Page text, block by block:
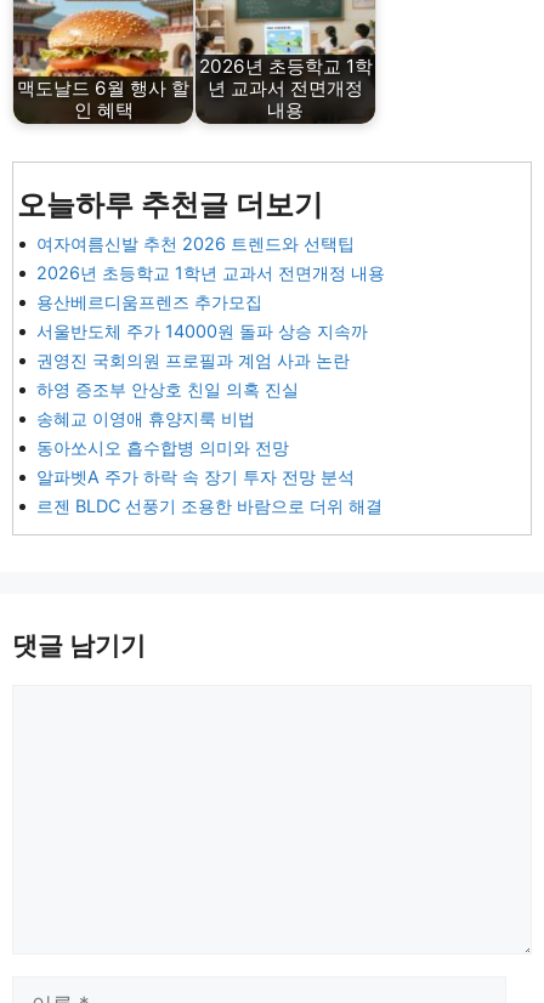
맥도날드 6월 행사 할
인 혜택
2026년 초등학교 1학
년 교과서 전면개정
내용
오늘하루 추천글 더보기
여자여름신발 추천 2026 트렌드와 선택팁
2026년 초등학교 1학년 교과서 전면개정 내용
용산베르디움프렌즈 추가모집
서울반도체 주가 14000원 돌파 상승 지속까
권영진 국회의원 프로필과 계엄 사과 논란
하영 증조부 안상호 친일 의혹 진실
송혜교 이영애 휴양지룩 비법
동아쏘시오 흡수합병 의미와 전망
알파벳A 주가 하락 속 장기 투자 전망 분석
르젠 BLDC 선풍기 조용한 바람으로 더위 해결
댓글 남기기